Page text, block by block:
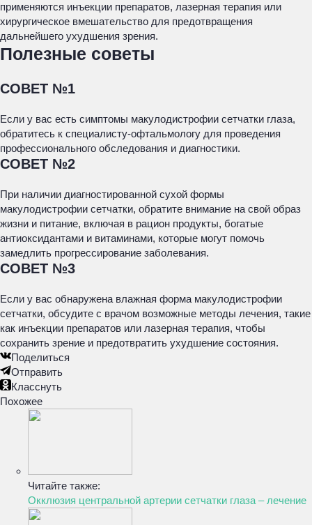
применяются инъекции препаратов, лазерная терапия или
хирургическое вмешательство для предотвращения
дальнейшего ухудшения зрения.
Полезные советы
СОВЕТ №1
Если у вас есть симптомы макулодистрофии сетчатки глаза,
обратитесь к специалисту-офтальмологу для проведения
профессионального обследования и диагностики.
СОВЕТ №2
При наличии диагностированной сухой формы
макулодистрофии сетчатки, обратите внимание на свой образ
жизни и питание, включая в рацион продукты, богатые
антиоксидантами и витаминами, которые могут помочь
замедлить прогрессирование заболевания.
СОВЕТ №3
Если у вас обнаружена влажная форма макулодистрофии
сетчатки, обсудите с врачом возможные методы лечения, такие
как инъекции препаратов или лазерная терапия, чтобы
сохранить зрение и предотвратить ухудшение состояния.
Поделиться
Отправить
Класснуть
Похожее
Читайте также:
Окклюзия центральной артерии сетчатки глаза – лечение